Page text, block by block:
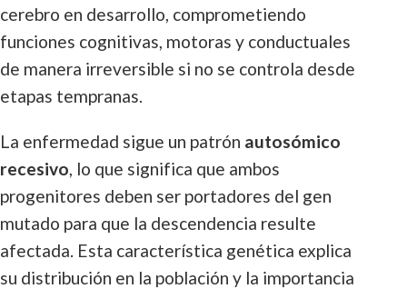
cerebro en desarrollo, comprometiendo
funciones cognitivas, motoras y conductuales
de manera irreversible si no se controla desde
etapas tempranas.
La enfermedad sigue un patrón autosómico
recesivo, lo que significa que ambos
progenitores deben ser portadores del gen
mutado para que la descendencia resulte
afectada. Esta característica genética explica
su distribución en la población y la importancia